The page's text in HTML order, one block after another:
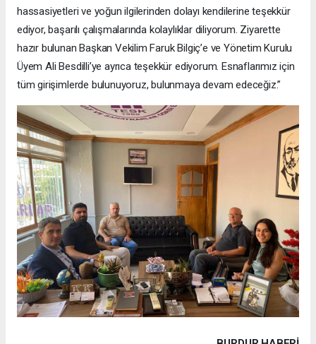
hassasiyetleri ve yoğun ilgilerinden dolayı kendilerine teşekkür
ediyor, başarılı çalışmalarında kolaylıklar diliyorum. Ziyarette
hazır bulunan Başkan Vekilim Faruk Bilgiç’e ve Yönetim Kurulu
Üyem Ali Besdilli’ye ayrıca teşekkür ediyorum. Esnaflarımız için
tüm girişimlerde bulunuyoruz, bulunmaya devam edeceğiz.”